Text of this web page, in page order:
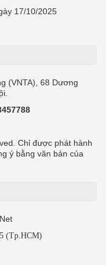
17/10/2025
(VNTA), 68 Dương
Chỉ được phát hành
ý bằng văn bản của
(Tp.HCM)